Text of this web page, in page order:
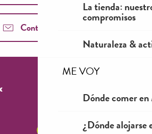
La tienda:
compromisos
Naturaleza &
ME VOY
Dónde comer
¿Dónde alojarse
Contáctenos